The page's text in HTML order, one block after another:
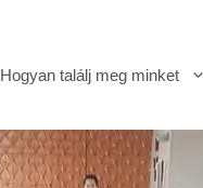
Hogyan találj meg minket